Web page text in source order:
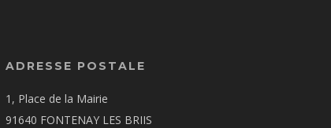
ADRESSE POSTALE
1, Place de la Mairie
91640 FONTENAY LES BRIIS